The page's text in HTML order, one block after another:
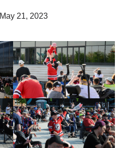
May 21, 2023